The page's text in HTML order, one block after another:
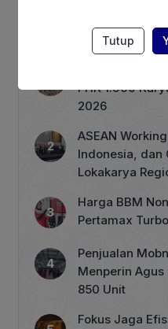
Berita Terpopuler
PHK 1.900
2026
ASEAN
Indonesia, dan
Lokakarya
Harga BBM
Pertamax
Penjualan
Menperin
850 Unit
Fokus Jaga
Tutup